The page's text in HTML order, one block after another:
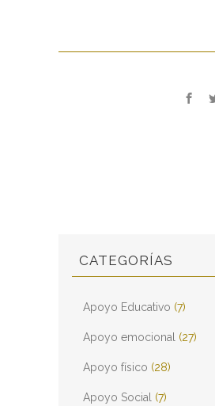
CATEGORÍAS
Apoyo Educativo (7)
Apoyo emocional (27)
Apoyo físico (28)
Apoyo Social (7)